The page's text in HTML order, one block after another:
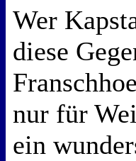
Wer
diese
nur für
ein